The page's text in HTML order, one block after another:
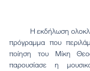
πρόγραμμα που
ποίηση του Μίκη
παρουσίασε η